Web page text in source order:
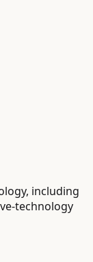
including
technology